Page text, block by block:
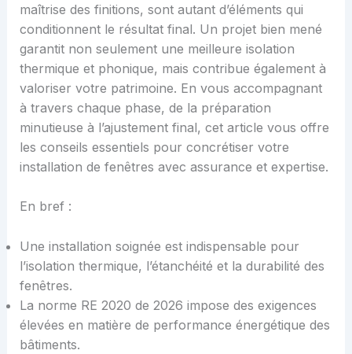
maîtrise des finitions, sont autant d’éléments qui
conditionnent le résultat final. Un projet bien mené
garantit non seulement une meilleure isolation
thermique et phonique, mais contribue également à
valoriser votre patrimoine. En vous accompagnant
à travers chaque phase, de la préparation
minutieuse à l’ajustement final, cet article vous offre
les conseils essentiels pour concrétiser votre
installation de fenêtres avec assurance et expertise.
En bref :
Une installation soignée est indispensable pour
l’isolation thermique, l’étanchéité et la durabilité des
fenêtres.
La norme RE 2020 de 2026 impose des exigences
élevées en matière de performance énergétique des
bâtiments.